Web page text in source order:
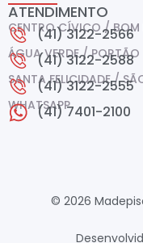
ATENDIMENTO
CENTRO CÍVICO / BOM
(41) 3122-2566
ÁGUA VERDE / PORTÃO
(41) 3122-2588
SANTA FELICIDADE /
(41) 3122-2555
WHATSAPP(41) 7401-2100
© 2026